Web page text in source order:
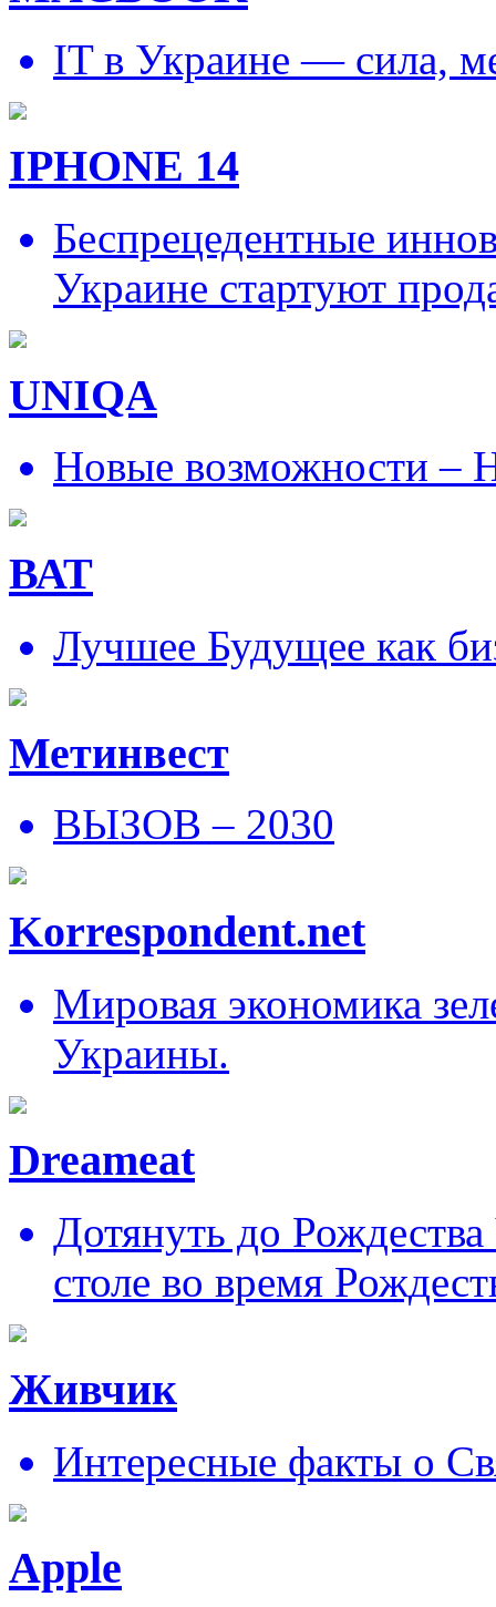
IT в Украине — сила,
IPHONE 14
Беспрецедентные
Украине стартуют
UNIQA
Новые возможности –
ВАТ
Лучшее Будущее как
Метинвест
ВЫЗОВ – 2030
Korrespondent.net
Мировая экономика
Украины.
Dreameat
Дотянуть до
столе во время
Живчик
Интересные факты о
Apple